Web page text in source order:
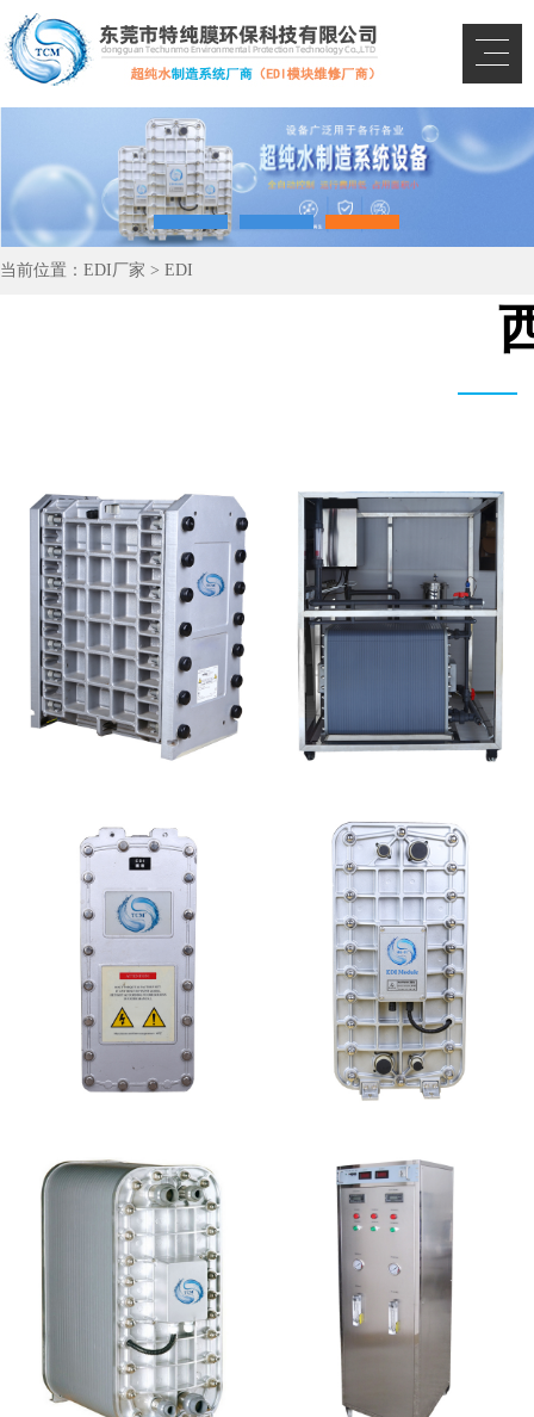
当前位置： EDI厂家 > EDI
GE EDI模块维修
MK-TC500 EDI设备维
修
坎普尔EDI膜堆维修 MK-TC200 EDI模块